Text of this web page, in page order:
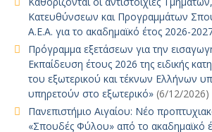
Κατευθύνσεων και Προγραμμάτων
Α.Ε.Α. για το ακαδημαϊκό έτος 2026-
Πρόγραμμα εξετάσεων για την
Εκπαίδευση έτους 2026 της ειδικής
του εξωτερικού και τέκνων Ελλήνων
υπηρετούν στο εξωτερικό» (6/12/2026)
Πανεπιστήμιο Αιγαίου: Νέο
«Σπουδές Φύλου» από το ακαδημαϊκό